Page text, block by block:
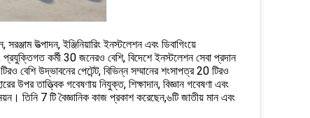
সরঞ্জাম উত্পাদন, ইঞ্জিনিয়ারিং ইনস্টলেশন এবং ডিবাগিংয়ে
কর্মী 30 জনেরও বেশি, বিদেশে ইনস্টলেশন সেবা প্রদান
বেশি উদ্ভাবনের পেটেন্ট, বিভিন্ন সম্মানের শংসাপত্র 20 টিরও
উপর তাত্ত্বিক গবেষণায় নিযুক্ত, শিক্ষাদান, বিজ্ঞান গবেষণা এবং
তিনি 7 টি বৈজ্ঞানিক কাজ প্রকাশ করেছেন,৬টি জাতীয় মান এবং